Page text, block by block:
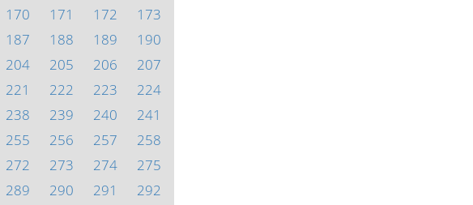
170 171 172
173
187 188 189
190
204 205 206
207
221 222 223
224
238 239 240
241
255 256 257
258
272 273 274
275
289 290 291 292